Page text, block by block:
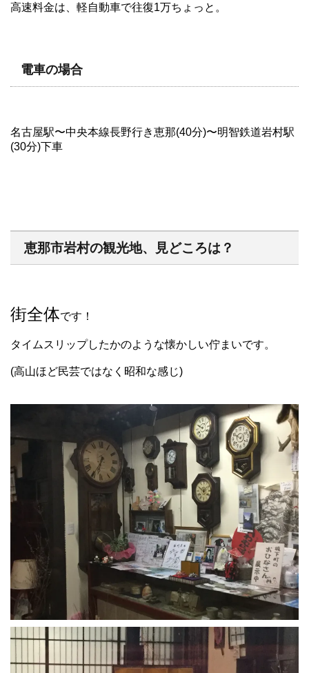
高速料金は、軽自動車で往復1万ちょっと。
電車の場合
名古屋駅〜中央本線長野行き恵那(40分)〜明智鉄道岩村駅
(30分)下車
恵那市岩村の観光地、見どころは？
街全体です！
タイムスリップしたかのような懐かしい佇まいです。
(高山ほど民芸ではなく昭和な感じ)